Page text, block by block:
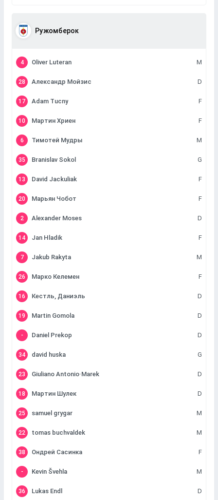
Ружомберок
4 Oliver Luteran M
28 Александр Мойзис D
17 Adam Tucny F
10 Мартин Хриен F
6 Тимотей Мудры M
35 Branislav Sokol G
13 David Jackuliak F
20 Марьян Чобот F
2 Alexander Moses D
14 Jan Hladik F
7 Jakub Rakyta M
26 Марко Келемен F
16 Кестль, Даниэль D
19 Martin Gomola D
- Daniel Prekop D
34 david huska G
23 Giuliano Antonio·Marek D
18 Мартин Шулек D
25 samuel grygar M
22 tomas buchvaldek M
38 Ондрей Сасинка F
- Kevin Švehla M
36 Lukas Endl D